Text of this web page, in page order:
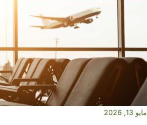
مايو 13, 2026